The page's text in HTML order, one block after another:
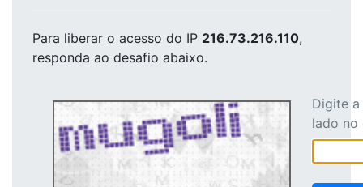
Para liberar o acesso do IP 216.73.216.110,
responda ao desafio abaixo.
Digite
lado no